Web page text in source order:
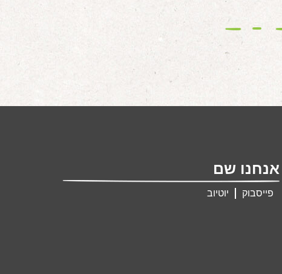
אנחנו שם
פייסבוק יוטיוב